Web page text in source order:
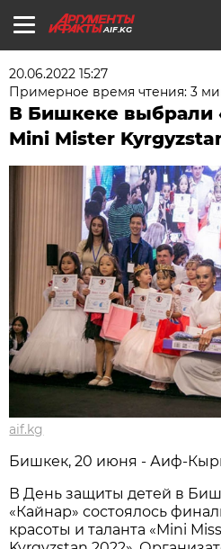
AIF.KG
20.06.2022 15:27
Примерное время чтения: 3
В Бишкеке выбрали
Мini Mister
aif.kg
Бишкек, 20 июня - Аиф-
В День защиты детей в
«Кайнар» состоялось
красоты и таланта «Mini